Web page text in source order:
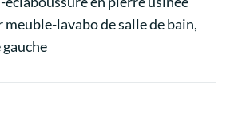
meuble-lavabo de salle de bain,